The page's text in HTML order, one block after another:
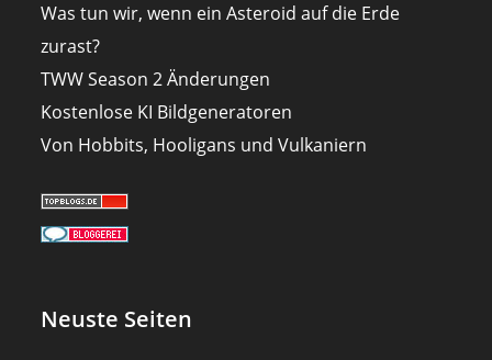
Was tun wir, wenn ein Asteroid auf die Erde
zurast?
TWW Season 2 Änderungen
Kostenlose KI Bildgeneratoren
Von Hobbits, Hooligans und Vulkaniern
Neuste Seiten